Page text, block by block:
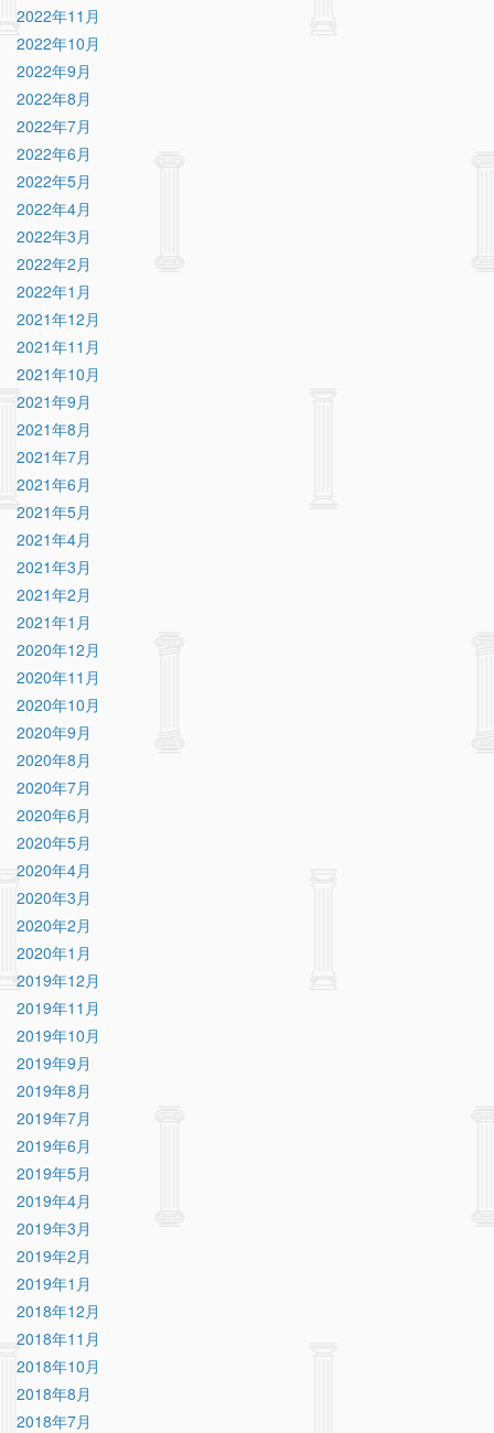
2022年11月
2022年10月
2022年9月
2022年8月
2022年7月
2022年6月
2022年5月
2022年4月
2022年3月
2022年2月
2022年1月
2021年12月
2021年11月
2021年10月
2021年9月
2021年8月
2021年7月
2021年6月
2021年5月
2021年4月
2021年3月
2021年2月
2021年1月
2020年12月
2020年11月
2020年10月
2020年9月
2020年8月
2020年7月
2020年6月
2020年5月
2020年4月
2020年3月
2020年2月
2020年1月
2019年12月
2019年11月
2019年10月
2019年9月
2019年8月
2019年7月
2019年6月
2019年5月
2019年4月
2019年3月
2019年2月
2019年1月
2018年12月
2018年11月
2018年10月
2018年8月
2018年7月